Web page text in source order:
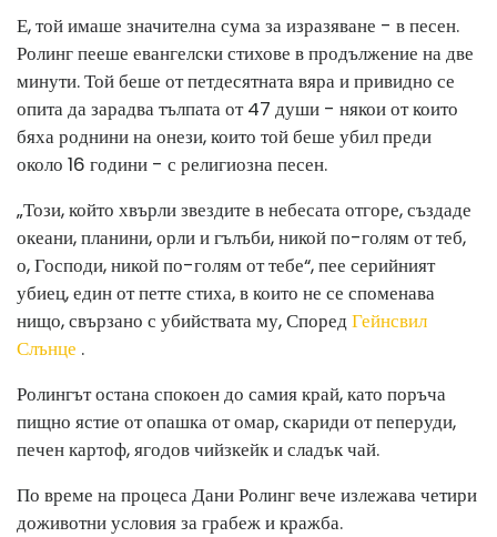
Е, той имаше значителна сума за изразяване - в песен.
Ролинг пееше евангелски стихове в продължение на две
минути. Той беше от петдесятната вяра и привидно се
опита да зарадва тълпата от 47 души - някои от които
бяха роднини на онези, които той беше убил преди
около 16 години - с религиозна песен.
„Този, който хвърли звездите в небесата отгоре, създаде
океани, планини, орли и гълъби, никой по-голям от теб,
о, Господи, никой по-голям от тебе“, пее серийният
убиец, един от петте стиха, в които не се споменава
нищо, свързано с убийствата му, СпоредГейнсвил
Слънце .
Ролингът остана спокоен до самия край, като поръча
пищно ястие от опашка от омар, скариди от пеперуди,
печен картоф, ягодов чийзкейк и сладък чай.
По време на процеса Дани Ролинг вече излежава четири
доживотни условия за грабеж и кражба.